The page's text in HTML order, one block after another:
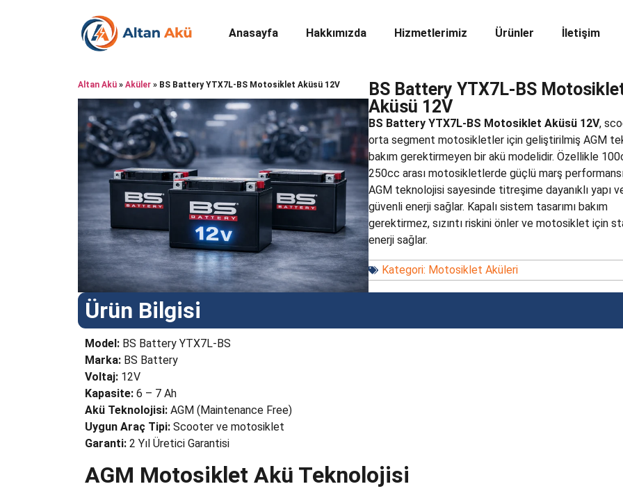
Anasayfa Hakkımızda Hizmetlerimiz Ürünler İletişim
Altan Akü » Aküler » BS Battery YTX7L-BS Motosiklet Aküsü 12V
BS Battery YTX7L-BS
Aküsü 12V
BS Battery YTX7L-BS Motosiklet Aküsü 12V,
orta segment motosikletler için geliştirilmiş AGM
bakım gerektirmeyen bir akü modelidir. Özellikle
250cc arası motosikletlerde güçlü marş
AGM teknolojisi sayesinde titreşime dayanıklı yapı
güvenli enerji sağlar. Kapalı sistem tasarımı bakım
gerektirmez, sızıntı riskini önler ve motosiklet için
enerji sağlar.
Kategori: Motosiklet Aküleri
Ürün Bilgisi
Model: BS Battery YTX7L-BS
Marka: BS Battery
Voltaj: 12V
Kapasite: 6 – 7 Ah
Akü Teknolojisi: AGM (Maintenance Free)
Uygun Araç Tipi: Scooter ve motosiklet
Garanti: 2 Yıl Üretici Garantisi
AGM Motosiklet Akü Teknolojisi